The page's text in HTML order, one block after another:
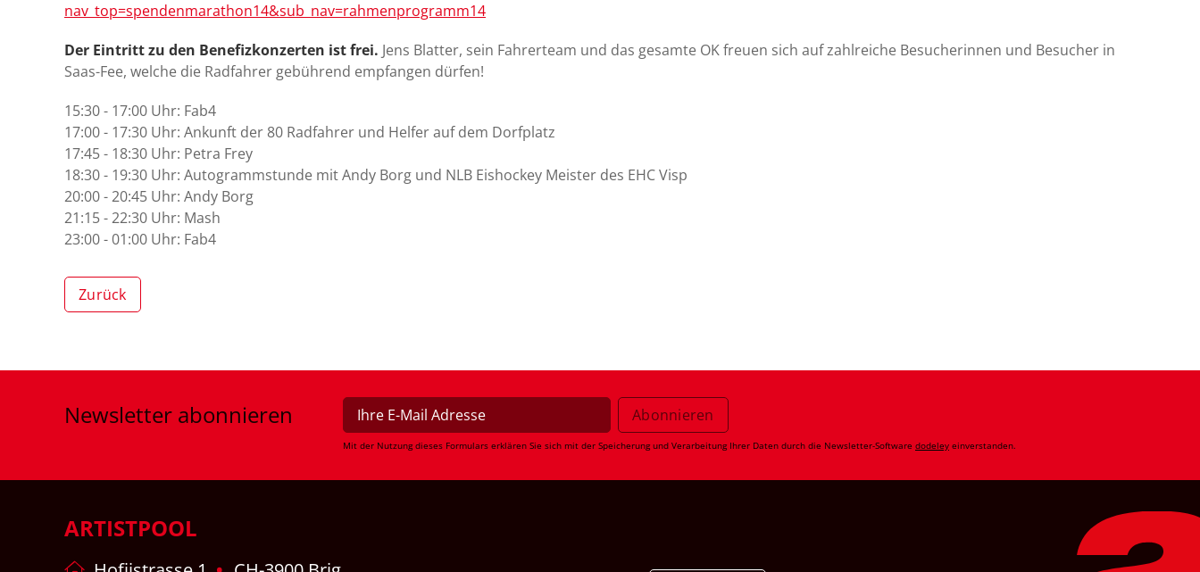
nav_top=spendenmarathon14&sub_nav=rahmenprogramm14
Der Eintritt zu den Benefizkonzerten ist frei. Jens Blatter, sein Fahrerteam und das gesamte OK freuen sich auf zahlreiche Besucherinnen und Besucher in
Saas-Fee, welche die Radfahrer gebührend empfangen dürfen!
15:30 - 17:00 Uhr: Fab4
17:00 - 17:30 Uhr: Ankunft der 80 Radfahrer und Helfer auf dem Dorfplatz
17:45 - 18:30 Uhr: Petra Frey
18:30 - 19:30 Uhr: Autogrammstunde mit Andy Borg und NLB Eishockey Meister des EHC Visp
20:00 - 20:45 Uhr: Andy Borg
21:15 - 22:30 Uhr: Mash
23:00 - 01:00 Uhr: Fab4
Zurück
Newsletter abonnieren
Mit der Nutzung dieses Formulars erklären Sie sich mit der Speicherung und Verarbeitung Ihrer Daten durch die Newsletter-Software dodeley einverstanden.
ARTISTPOOL